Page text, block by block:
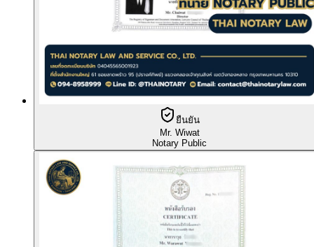
ยืนยัน
Mr. Wiwat
Notary Public